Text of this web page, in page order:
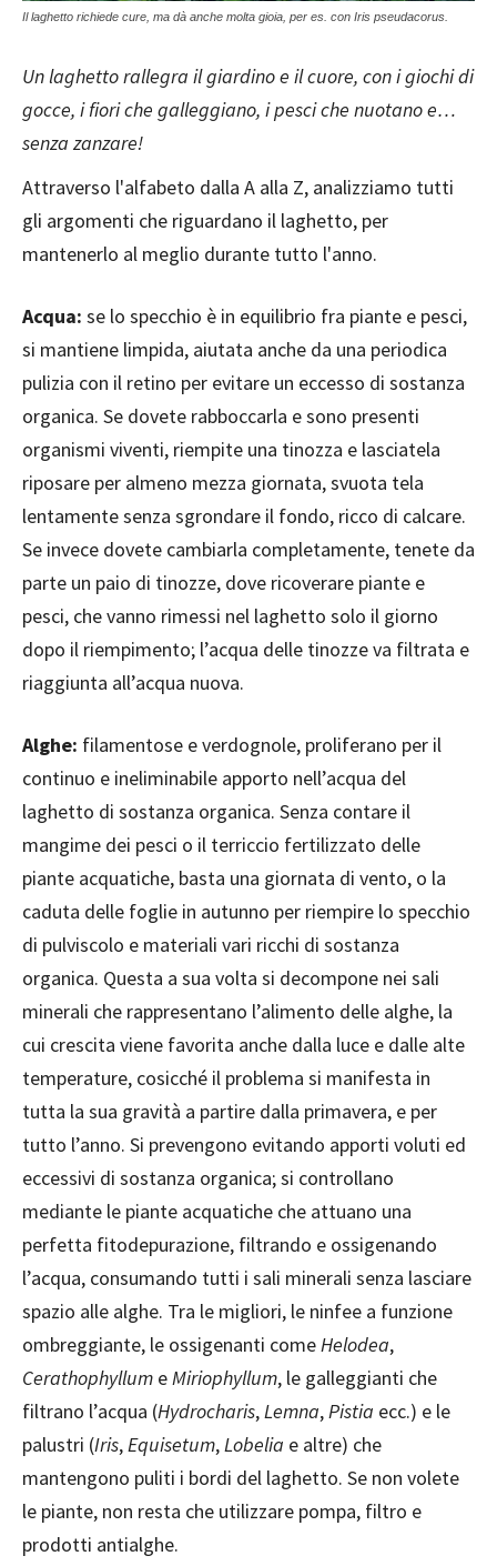
Il laghetto richiede cure, ma dà anche molta gioia, per es. con Iris pseudacorus.
Un laghetto rallegra il giardino e il cuore, con i giochi di
gocce, i fiori che galleggiano, i pesci che nuotano e…
senza zanzare!
Attraverso l'alfabeto dalla A alla Z, analizziamo tutti
gli argomenti che riguardano il laghetto, per
mantenerlo al meglio durante tutto l'anno.
Acqua: se lo specchio è in equilibrio fra piante e pesci,
si mantiene limpida, aiutata anche da una periodica
pulizia con il retino per evitare un eccesso di sostanza
organica. Se dovete rabboccarla e sono presenti
organismi viventi, riempite una tinozza e lasciatela
riposare per almeno mezza giornata, svuota tela
lentamente senza sgrondare il fondo, ricco di calcare.
Se invece dovete cambiarla completamente, tenete da
parte un paio di tinozze, dove ricoverare piante e
pesci, che vanno rimessi nel laghetto solo il giorno
dopo il riempimento; l’acqua delle tinozze va filtrata e
riaggiunta all’acqua nuova.
Alghe: filamentose e verdognole, proliferano per il
continuo e ineliminabile apporto nell’acqua del
laghetto di sostanza organica. Senza contare il
mangime dei pesci o il terriccio fertilizzato delle
piante acquatiche, basta una giornata di vento, o la
caduta delle foglie in autunno per riempire lo specchio
di pulviscolo e materiali vari ricchi di sostanza
organica. Questa a sua volta si decompone nei sali
minerali che rappresentano l’alimento delle alghe, la
cui crescita viene favorita anche dalla luce e dalle alte
temperature, cosicché il problema si manifesta in
tutta la sua gravità a partire dalla primavera, e per
tutto l’anno. Si prevengono evitando apporti voluti ed
eccessivi di sostanza organica; si controllano
mediante le piante acquatiche che attuano una
perfetta fitodepurazione, filtrando e ossigenando
l’acqua, consumando tutti i sali minerali senza lasciare
spazio alle alghe. Tra le migliori, le ninfee a funzione
ombreggiante, le ossigenanti comeHelodea,
Cerathophyllum eMiriophyllum, le galleggianti che
filtrano l’acqua (Hydrocharis,Lemna,Pistia ecc.) e le
palustri (Iris,Equisetum,Lobelia e altre) che
mantengono puliti i bordi del laghetto. Se non volete
le piante, non resta che utilizzare pompa, filtro e
prodotti antialghe.